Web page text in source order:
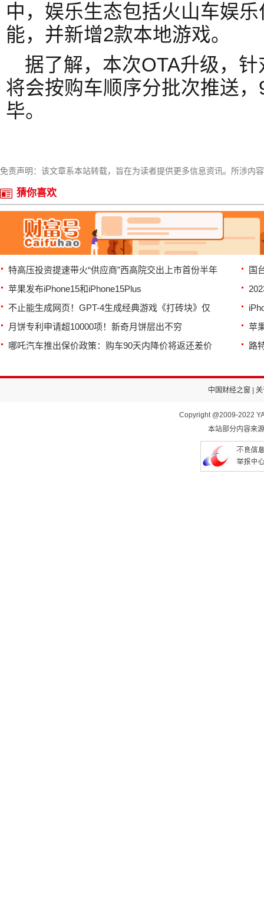
中，娱乐生态包括火山车娱
能，并新增2款本地游戏。
据了解，本次OTA升级，
将会按购车顺序分批次推送
毕。
免责声明：该文章系本站转载，旨在为读者提供更多信息资讯。所涉内
猜你喜欢
特高压投资提速带火“供应商”西高院交出上市首份半年
国
苹果发布iPhone15和iPhone15Plus
不止能生成网页！GPT-4生成经典游戏《打砖块》仅
月饼专利申请超10000项！新奇月饼层出不穷
苹
哪吒汽车推出保价政策：购车90天内降价将返还差价
路
中国财经之窗 关
Copyright @2009-2022
本站部分内容来